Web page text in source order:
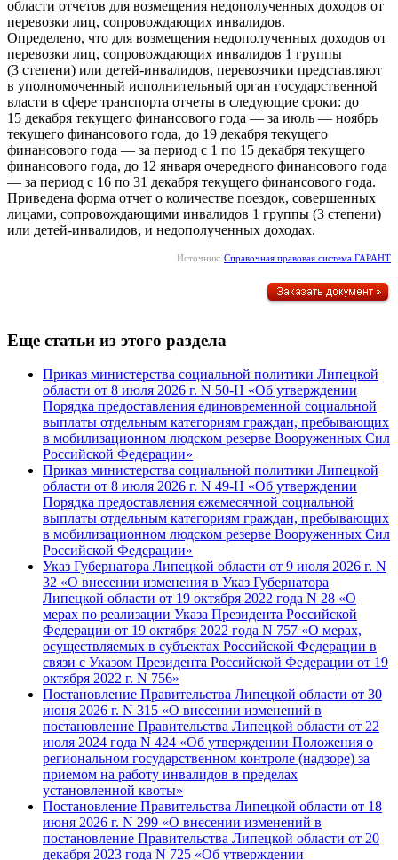
области отчетов для возмещения недополученных доходов от
перевозки лиц, сопровождающих инвалидов.
Определено, что для возмещения недополученных доходов от
перевозки лиц, сопровождающих инвалидов 1 группы
(3 степени) или детей-инвалидов, перевозчики представляют
в уполномоченный исполнительный орган государственной
власти в сфере транспорта отчеты в следующие сроки: до
15 декабря текущего финансового года — за июль — ноябрь
текущего финансового года, до 19 декабря текущего
финансового года — за период с 1 по 15 декабря текущего
финансового года, до 12 января очередного финансового года
— за период с 16 по 31 декабря текущего финансового года.
Приведена форма отчет о количестве поездок, совершенных
лицами, сопровождающими инвалидов 1 группы (3 степени)
или детей-инвалидов, и недополученных доходах.
Источник: Справочная правовая система ГАРАНТ
Еще статьи из этого раздела
Приказ министерства социальной политики Липецкой
области от 8 июля 2026 г. N 50-Н «Об утверждении
Порядка предоставления единовременной социальной
выплаты отдельным категориям граждан, пребывающих
в мобилизационном людском резерве Вооруженных Сил
Российской Федерации»
Приказ министерства социальной политики Липецкой
области от 8 июля 2026 г. N 49-Н «Об утверждении
Порядка предоставления ежемесячной социальной
выплаты отдельным категориям граждан, пребывающих
в мобилизационном людском резерве Вооруженных Сил
Российской Федерации»
Указ Губернатора Липецкой области от 9 июля 2026 г. N
32 «О внесении изменения в Указ Губернатора
Липецкой области от 19 октября 2022 года N 28 «О
мерах по реализации Указа Президента Российской
Федерации от 19 октября 2022 года N 757 «О мерах,
осуществляемых в субъектах Российской Федерации в
связи с Указом Президента Российской Федерации от 19
октября 2022 г. N 756»
Постановление Правительства Липецкой области от 30
июня 2026 г. N 315 «О внесении изменений в
постановление Правительства Липецкой области от 22
июля 2024 года N 424 «Об утверждении Положения о
региональном государственном контроле (надзоре) за
приемом на работу инвалидов в пределах
установленной квоты»
Постановление Правительства Липецкой области от 18
июня 2026 г. N 299 «О внесении изменений в
постановление Правительства Липецкой области от 20
декабря 2023 года N 725 «Об утверждении